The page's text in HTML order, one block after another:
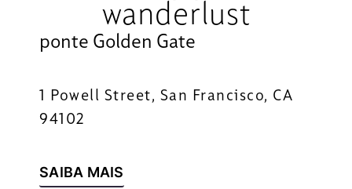
wanderlust
ponte Golden Gate
1 Powell Street, San Francisco, CA
94102
SAIBA MAIS